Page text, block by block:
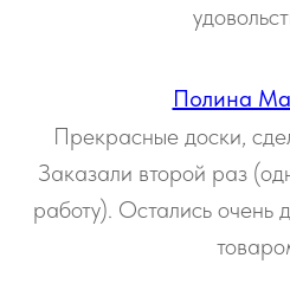
Полина
Прекрасные доски,
Заказали второй раз
работу). Остались очень